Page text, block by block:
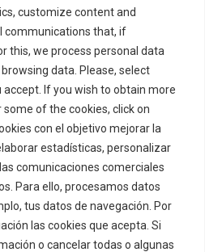
customize content and
communications that, if
this, we process personal data
data. Please, select
If you wish to obtain more
of the cookies, click on
con el objetivo mejorar la
estadísticas, personalizar
comunicaciones comerciales
Para ello, procesamos datos
tus datos de navegación. Por
las cookies que acepta. Si
o cancelar todas o algunas
Legales
de Privacidad
de Cookies
Registradas
Menu
Item
S.L.U. All rights
reserved.
Level 2, Burmarrad Road,
is licenced by the Malta Gaming